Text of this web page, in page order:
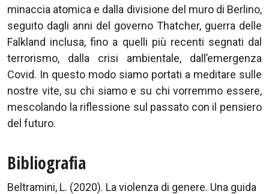
minaccia atomica e dalla divisione del muro di Berlino,
seguito dagli anni del governo Thatcher, guerra delle
Falkland inclusa, fino a quelli più recenti segnati dal
terrorismo, dalla crisi ambientale, dall’emergenza
Covid. In questo modo siamo portati a meditare sulle
nostre vite, su chi siamo e su chi vorremmo essere,
mescolando la riflessione sul passato con il pensiero
del futuro.
Bibliografia
Beltramini, L. (2020). La violenza di genere. Una guida